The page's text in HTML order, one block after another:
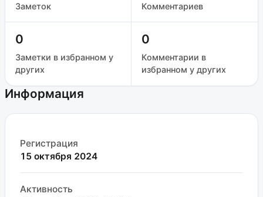
Заметок Комментариев
0
Заметки в избранном у
других
0
Комментарии в
избранном у других
Информация
Регистрация
15 октября 2024
Активность